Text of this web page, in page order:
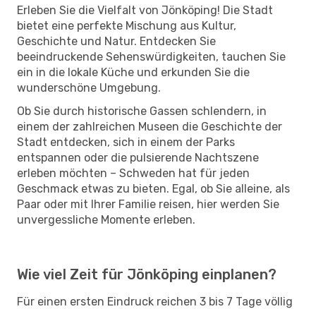
Erleben Sie die Vielfalt von Jönköping! Die Stadt
bietet eine perfekte Mischung aus Kultur,
Geschichte und Natur. Entdecken Sie
beeindruckende Sehenswürdigkeiten, tauchen Sie
ein in die lokale Küche und erkunden Sie die
wunderschöne Umgebung.
Ob Sie durch historische Gassen schlendern, in
einem der zahlreichen Museen die Geschichte der
Stadt entdecken, sich in einem der Parks
entspannen oder die pulsierende Nachtszene
erleben möchten – Schweden hat für jeden
Geschmack etwas zu bieten. Egal, ob Sie alleine, als
Paar oder mit Ihrer Familie reisen, hier werden Sie
unvergessliche Momente erleben.
Wie viel Zeit für Jönköping einplanen?
Für einen ersten Eindruck reichen 3 bis 7 Tage völlig